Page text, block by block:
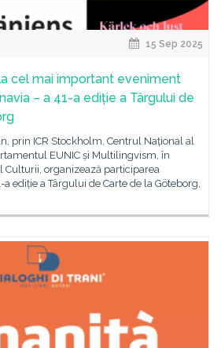
15 Sep 2025
cel mai important eveniment
– a 41-a ediție a Târgului de
prin ICR Stockholm, Centrul Național al
EUNIC și Multilingvism, în
Culturii, organizează participarea
ediție a Târgului de Carte de la Göteborg,